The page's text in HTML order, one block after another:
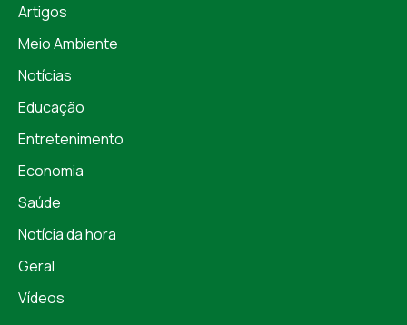
Artigos
Meio Ambiente
Notícias
Educação
Entretenimento
Economia
Saúde
Notícia da hora
Geral
Vídeos